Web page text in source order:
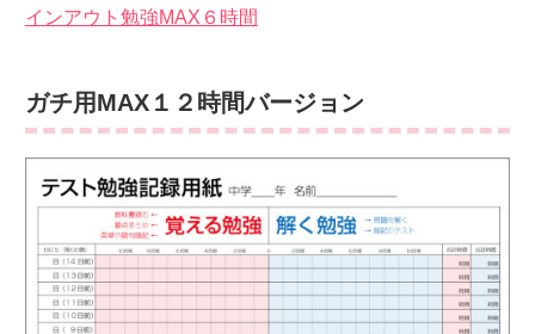
インアウト勉強MAX６時間
ガチ用MAX１２時間バージョン